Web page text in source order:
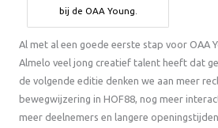
bij de OAA Young.
Al met al een goede eerste stap voor OAA
Almelo veel jong creatief talent heeft dat
de volgende editie denken we aan meer
bewegwijzering in HOF88, nog meer
meer deelnemers en langere